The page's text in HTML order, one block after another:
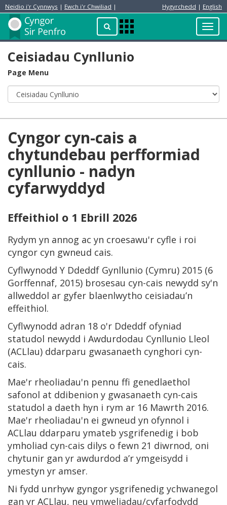
Neidio i'r Cynnwys | Ewch i'r Chwiliad | Hygyrchedd | English
ChwilioApps
Menu
Preswylydd
Ceisiadau Cynllunio
Page Menu
Cyngor cyn-cais a
chytundebau perfformiad
cynllunio - nadyn
cyfarwyddyd
Effeithiol o 1 Ebrill 2026
Rydym yn annog ac yn croesawu'r cyfle i roi
cyngor cyn gwneud cais.
Cyflwynodd Y Ddeddf Gynllunio (Cymru) 2015 (6
Gorffennaf, 2015) brosesau cyn-cais newydd sy'n
allweddol ar gyfer blaenlwytho ceisiadau’n
effeithiol.
Cyflwynodd adran 18 o'r Ddeddf ofyniad
statudol newydd i Awdurdodau Cynllunio Lleol
(ACLlau) ddarparu gwasanaeth cynghori cyn-
cais.
Mae'r rheoliadau'n pennu ffi genedlaethol
safonol at ddibenion y gwasanaeth cyn-cais
statudol a daeth hyn i rym ar 16 Mawrth 2016.
Mae'r rheoliadau'n ei gwneud yn ofynnol i
ACLlau ddarparu ymateb ysgrifenedig i bob
ymholiad cyn-cais dilys o fewn 21 diwrnod, oni
chytunir gan yr awdurdod a’r ymgeisydd i
ymestyn yr amser.
Ni fydd unrhyw gyngor ysgrifenedig ychwanegol
gan yr ACLlau, neu ymweliadau/cyfarfodydd